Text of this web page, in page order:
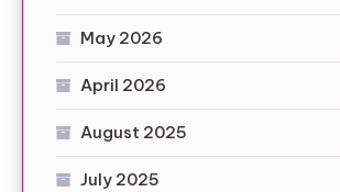
May 2026
April 2026
August 2025
July 2025